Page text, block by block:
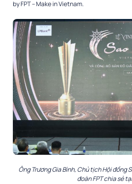
by FPT – Make in Vietnam.
Ông Trương Gia Bình, Chủ tịch Hội đồng
đoàn FPT chia sẻ